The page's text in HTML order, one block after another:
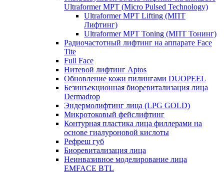
Ultraformer MPT (Micro Pulsed Technology)
Ultraformer MPT Lifting (МПТ
Лифтинг)
Ultraformer MPT Toning (МПТ Тонинг)
Радиочастотный лифтинг на аппарате Face
Tite
Full Face
Нитевой лифтинг Aptos
Обновление кожи пилингами DUOPEEL
Безинъекционная биоревитализация лица
Dermadrop
Эндермолифтинг лица (LPG GOLD)
Микротоковый фейслифтинг
Контурная пластика лица филлерами на
основе гиалуроновой кислоты
Рефреш губ
Биоревитализация лица
Неинвазивное моделирование лица
EMFACE BTL